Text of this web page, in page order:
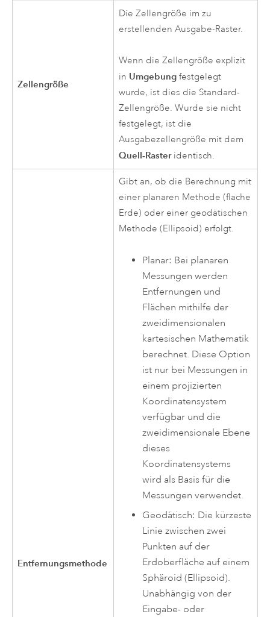
Zellengröße
Die Zellengröße im zu
erstellenden Ausgabe-Raster.
Wenn die Zellengröße explizit
in Umgebung festgelegt
wurde, ist dies die Standard-
Zellengröße. Wurde sie nicht
festgelegt, ist die
Ausgabezellengröße mit dem
Quell-Rasteridentisch.
Entfernungsmethode
Gibt an, ob die Berechnung mit
einer planaren Methode (flache
Erde) oder einer geodätischen
Methode (Ellipsoid) erfolgt.
Planar: Bei planaren
Messungen werden
Entfernungen und
Flächen mithilfe der
zweidimensionalen
kartesischen Mathematik
berechnet. Diese Option
ist nur bei Messungen in
einem projizierten
Koordinatensystem
verfügbar und die
zweidimensionale Ebene
dieses
Koordinatensystems
wird als Basis für die
Messungen verwendet.
Geodätisch: Die kürzeste
Linie zwischen zwei
Punkten auf der
Erdoberfläche auf einem
Sphäroid (Ellipsoid).
Unabhängig von der
Eingabe- oder